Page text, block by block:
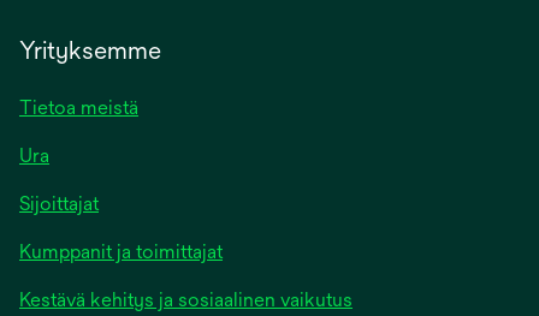
Yrityksemme
Tietoa meistä
Ura
Sijoittajat
Kumppanit ja toimittajat
Kestävä kehitys ja sosiaalinen vaikutus